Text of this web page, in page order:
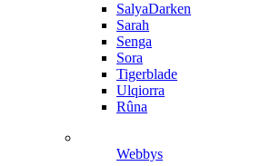
SalyaDarken
Sarah
Senga
Sora
Tigerblade
Ulqiorra
Rûna
Webbys